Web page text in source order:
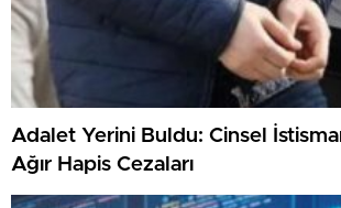
Adalet Yerini Buldu: Cinsel
Ağır Hapis Cezaları